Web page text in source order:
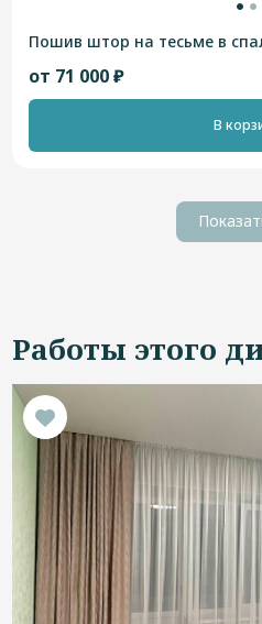
Пошив штор на тесьме в
от 71 000 ₽
В
Работы этого